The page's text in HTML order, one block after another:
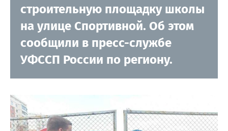
строительную площадку школы
на улице Спортивной. Об этом
сообщили в пресс-службе
УФССП России по региону.